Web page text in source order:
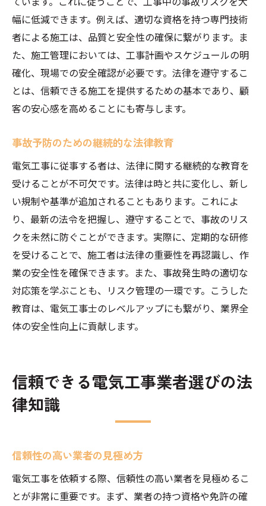
幅に低減できます。例えば、適切な資格を持つ専門技術
者による施工は、品質と安全性の確保に繋がります。ま
た、施工管理においては、工事計画やスケジュールの明
確化、現場での安全確認が必要です。法律を遵守するこ
とは、信頼できる施工を提供するための基本であり、顧
客の安心感を高めることにも寄与します。
事故予防のための継続的な法律教育
電気工事に従事する者は、法律に関する継続的な教育を
受けることが不可欠です。法律は時と共に変化し、新し
い規制や基準が追加されることもあります。これによ
り、最新の法令を把握し、遵守することで、事故のリス
クを未然に防ぐことができます。実際に、定期的な研修
を受けることで、施工者は法律の重要性を再認識し、作
業の安全性を確保できます。また、事故発生時の適切な
対応策を学ぶことも、リスク管理の一環です。こうした
教育は、電気工事士のレベルアップにも繋がり、業界全
体の安全性向上に貢献します。
信頼できる電気工事業者選びの法
律知識
信頼性の高い業者の見極め方
電気工事を依頼する際、信頼性の高い業者を見極めるこ
とが非常に重要です。まず、業者の持つ資格や免許の確